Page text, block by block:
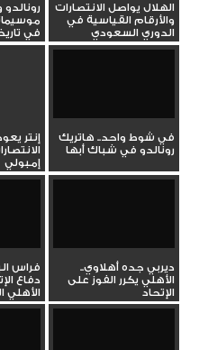
الهلال يواصل الانتصارات
والأرقام القياسية في
الدوري السعودي
في
في شوط واحد.. هاتريك
رونالدو في شباك أبها
إنتر
إمبولي
ديربي جده أهلاوي..
الأهلي يكرر الفوز على
الإتحاد
فراس
دفاع
الأهلي
جده